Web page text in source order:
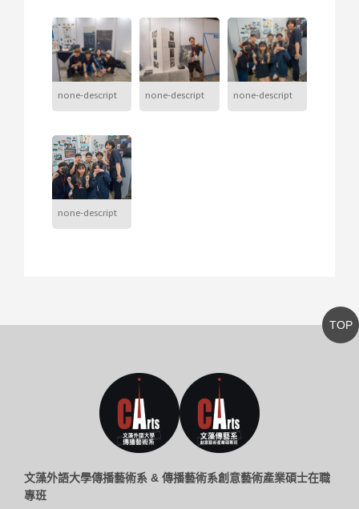
none-descript none-descript none-descript
none-descript
文藻外語大學傳播藝術系 & 傳播藝術系創意藝術產業碩士在職
專班
TOP